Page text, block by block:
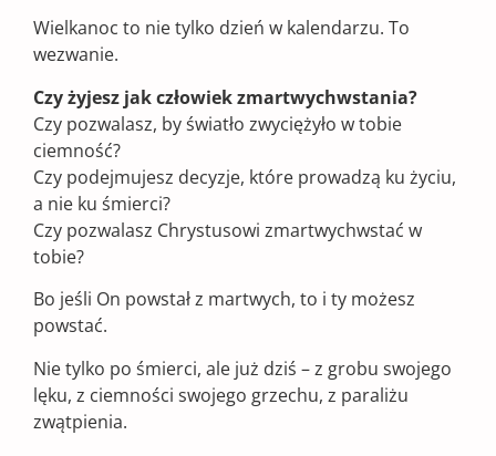
Wielkanoc to nie tylko dzień w kalendarzu. To
wezwanie.
Czy żyjesz jak człowiek zmartwychwstania?
Czy pozwalasz, by światło zwyciężyło w tobie
ciemność?
Czy podejmujesz decyzje, które prowadzą ku życiu,
a nie ku śmierci?
Czy pozwalasz Chrystusowi zmartwychwstać w
tobie?
Bo jeśli On powstał z martwych, to i ty możesz
powstać.
Nie tylko po śmierci, ale już dziś – z grobu swojego
lęku, z ciemności swojego grzechu, z paraliżu
zwątpienia.